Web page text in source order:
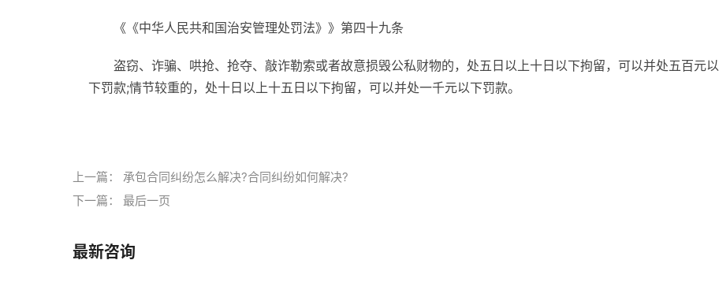
《《中华人民共和国治安管理处罚法》》第四十九条
盗窃、诈骗、哄抢、抢夺、敲诈勒索或者故意损毁公私财物的，处五日以上十日以下拘留，可以并处五百元以
下罚款;情节较重的，处十日以上十五日以下拘留，可以并处一千元以下罚款。
上一篇： 承包合同纠纷怎么解决?合同纠纷如何解决?
下一篇： 最后一页
最新咨询